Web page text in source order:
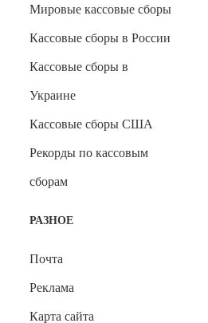
Мировые кассовые сборы
Кассовые сборы в России
Кассовые сборы в
Украине
Кассовые сборы США
Рекорды по кассовым
сборам
РАЗНОЕ
Почта
Реклама
Карта сайта